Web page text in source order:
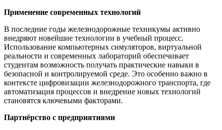
Применение современных технологий
В последние годы железнодорожные техникумы активно
внедряют новейшие технологии в учебный процесс.
Использование компьютерных симуляторов, виртуальной
реальности и современных лабораторий обеспечивает
студентам возможность получать практические навыки в
безопасной и контролируемой среде. Это особенно важно в
контексте цифровизации железнодорожного транспорта, где
автоматизация процессов и внедрение новых технологий
становятся ключевыми факторами.
Партнёрство с предприятиями